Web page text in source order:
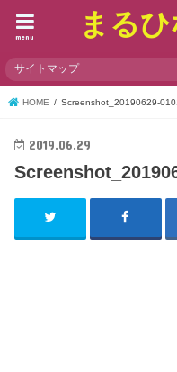
まる
menu
サイトマップ
HOME Screenshot_20190629-
2019.06.29